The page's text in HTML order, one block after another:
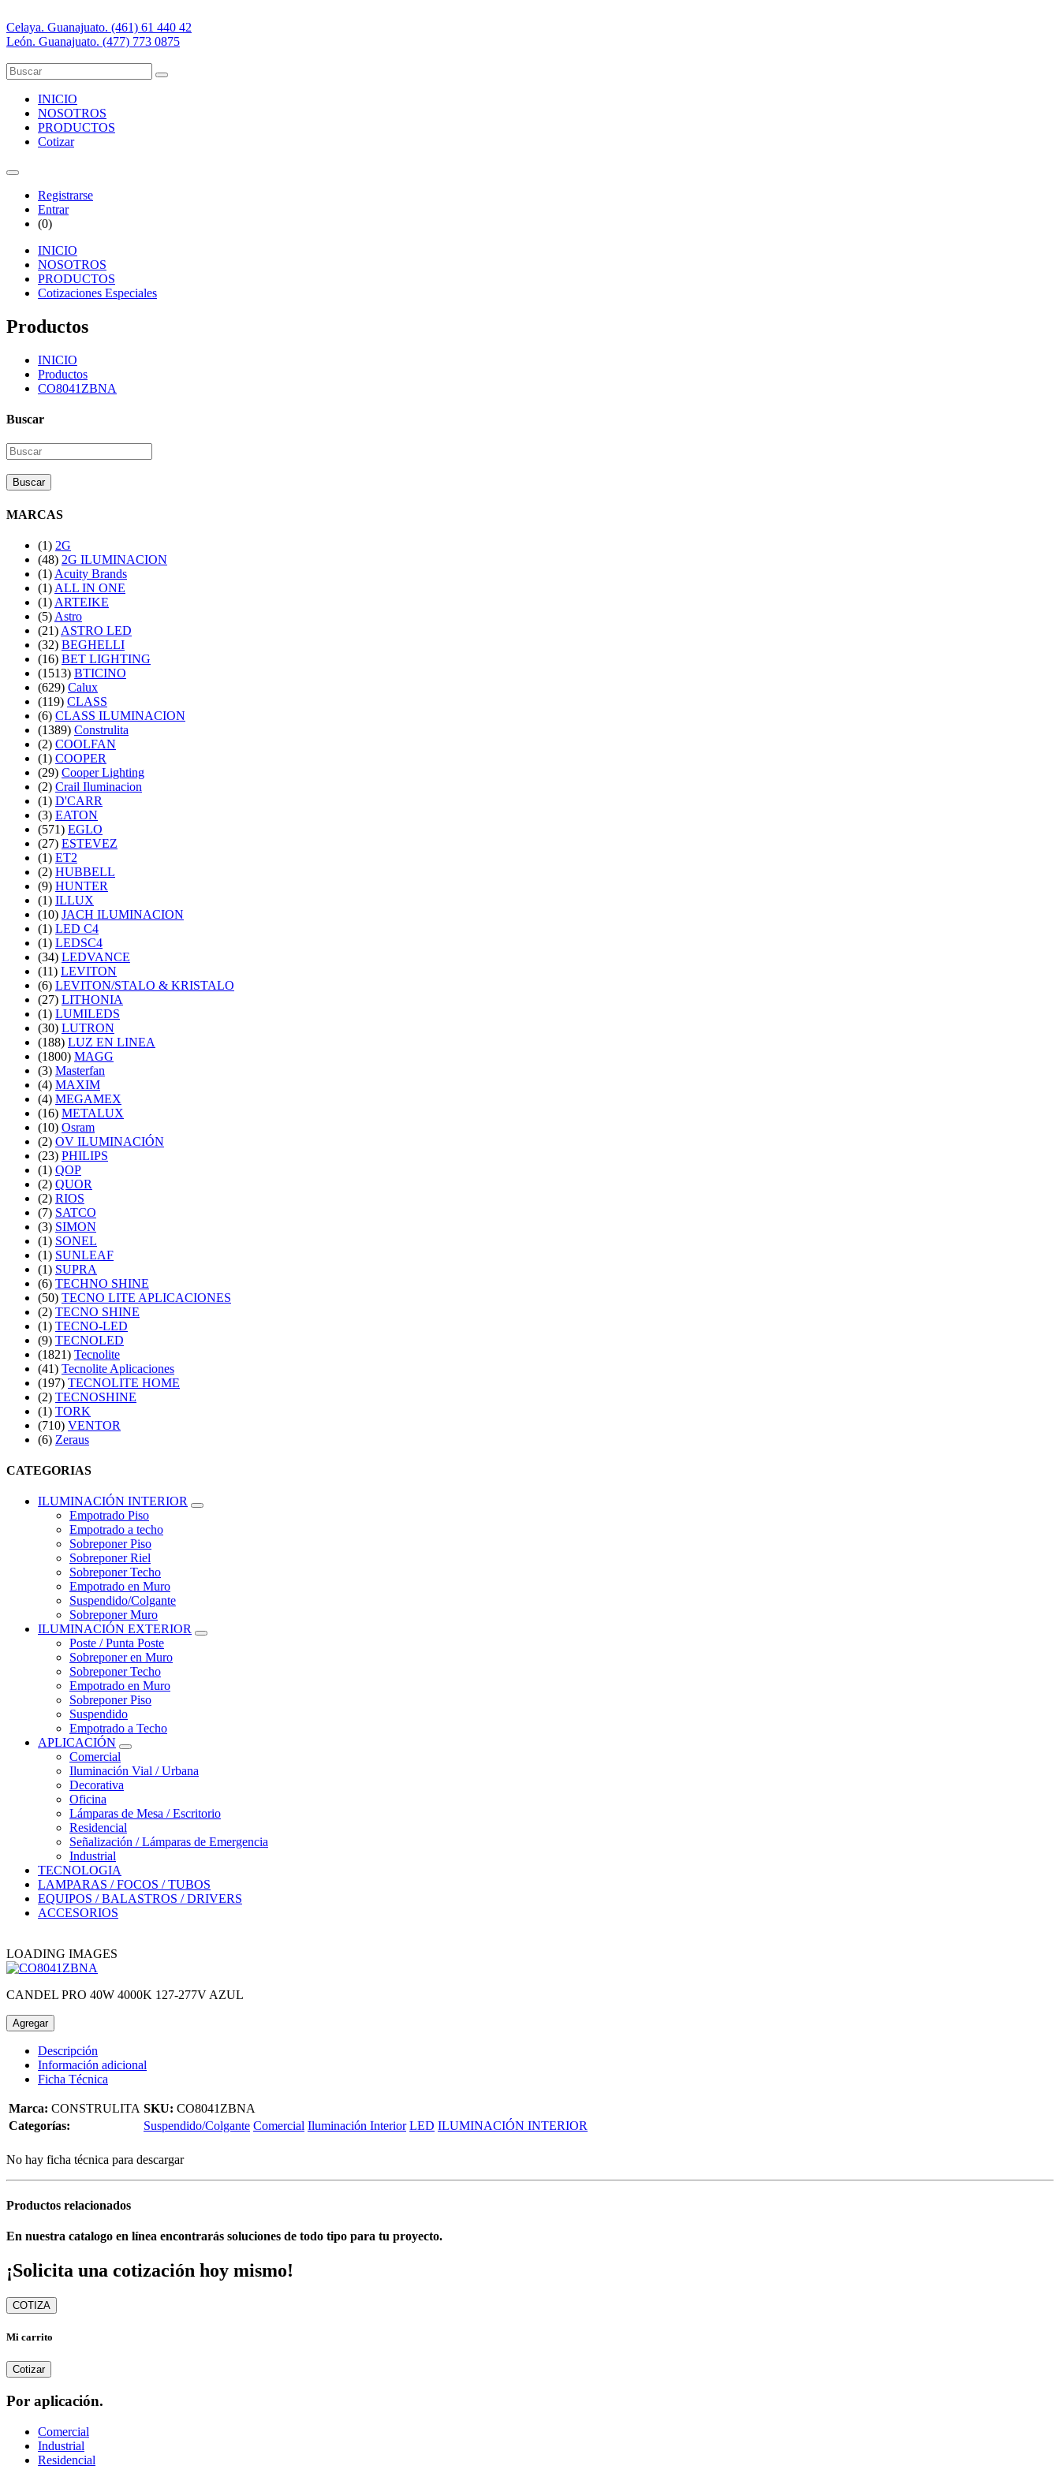
Celaya. Guanajuato. (461) 61 440 42
León. Guanajuato. (477) 773 0875
INICIO
NOSOTROS
PRODUCTOS
Cotizar
Registrarse
Entrar
(0)
INICIO
NOSOTROS
PRODUCTOS
Cotizaciones Especiales
Productos
INICIO
Productos
CO8041ZBNA
Buscar
Buscar
MARCAS
(1) 2G
(48) 2G ILUMINACION
(1) Acuity Brands
(1) ALL IN ONE
(1) ARTEIKE
(5) Astro
(21) ASTRO LED
(32) BEGHELLI
(16) BET LIGHTING
(1513) BTICINO
(629) Calux
(119) CLASS
(6) CLASS ILUMINACION
(1389) Construlita
(2) COOLFAN
(1) COOPER
(29) Cooper Lighting
(2) Crail Iluminacion
(1) D'CARR
(3) EATON
(571) EGLO
(27) ESTEVEZ
(1) ET2
(2) HUBBELL
(9) HUNTER
(1) ILLUX
(10) JACH ILUMINACION
(1) LED C4
(1) LEDSC4
(34) LEDVANCE
(11) LEVITON
(6) LEVITON/STALO & KRISTALO
(27) LITHONIA
(1) LUMILEDS
(30) LUTRON
(188) LUZ EN LINEA
(1800) MAGG
(3) Masterfan
(4) MAXIM
(4) MEGAMEX
(16) METALUX
(10) Osram
(2) OV ILUMINACIÓN
(23) PHILIPS
(1) QOP
(2) QUOR
(2) RIOS
(7) SATCO
(3) SIMON
(1) SONEL
(1) SUNLEAF
(1) SUPRA
(6) TECHNO SHINE
(50) TECNO LITE APLICACIONES
(2) TECNO SHINE
(1) TECNO-LED
(9) TECNOLED
(1821) Tecnolite
(41) Tecnolite Aplicaciones
(197) TECNOLITE HOME
(2) TECNOSHINE
(1) TORK
(710) VENTOR
(6) Zeraus
CATEGORIAS
ILUMINACIÓN INTERIOR
Empotrado Piso
Empotrado a techo
Sobreponer Piso
Sobreponer Riel
Sobreponer Techo
Empotrado en Muro
Suspendido/Colgante
Sobreponer Muro
ILUMINACIÓN EXTERIOR
Poste / Punta Poste
Sobreponer en Muro
Sobreponer Techo
Empotrado en Muro
Sobreponer Piso
Suspendido
Empotrado a Techo
APLICACIÓN
Comercial
Iluminación Vial / Urbana
Decorativa
Oficina
Lámparas de Mesa / Escritorio
Residencial
Señalización / Lámparas de Emergencia
Industrial
TECNOLOGIA
LAMPARAS / FOCOS / TUBOS
EQUIPOS / BALASTROS / DRIVERS
ACCESORIOS
LOADING IMAGES
CANDEL PRO 40W 4000K 127-277V AZUL
Agregar
Descripción
Información adicional
Ficha Técnica
Marca: CONSTRULITA SKU: CO8041ZBNA
Categorías:
Suspendido/Colgante Comercial Iluminación Interior LED ILUMINACIÓN INTERIOR
No hay ficha técnica para descargar
Productos relacionados
En nuestra catalogo en línea encontrarás soluciones de todo tipo para tu proyecto.
¡Solicita una cotización hoy mismo!
COTIZA
Mi carrito
Cotizar
Por aplicación.
Comercial
Industrial
Residencial